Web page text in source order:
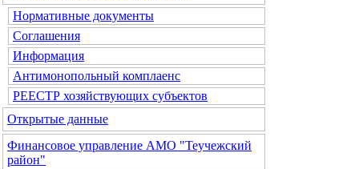
Нормативные документы
Соглашения
Информация
Антимонопольный комплаенс
РЕЕСТР хозяйствующих субъектов
Открытые данные
Финансовое управление АМО "Теучежский
район"